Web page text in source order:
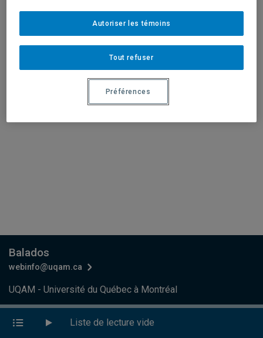
Liste de lecture vide
UQAM - Université du Québec à Montréal
Balados
webinfo@uqam.ca
Préférences des témoins
Tout refuser
Autoriser les témoins
Préférences